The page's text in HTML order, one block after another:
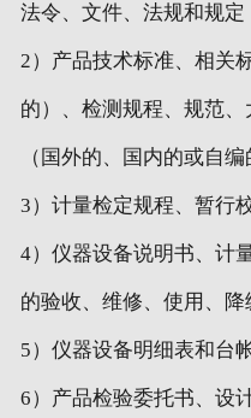
法令、文件、法规和规定
2）产品技术标准、相关
的）、检测规程、规范
（国外的、国内的或自编
3）计量检定规程、暂行
4）仪器设备说明书、计
的验收、维修、使用、降
5）仪器设备明细表和台
6）产品检验委托书、设